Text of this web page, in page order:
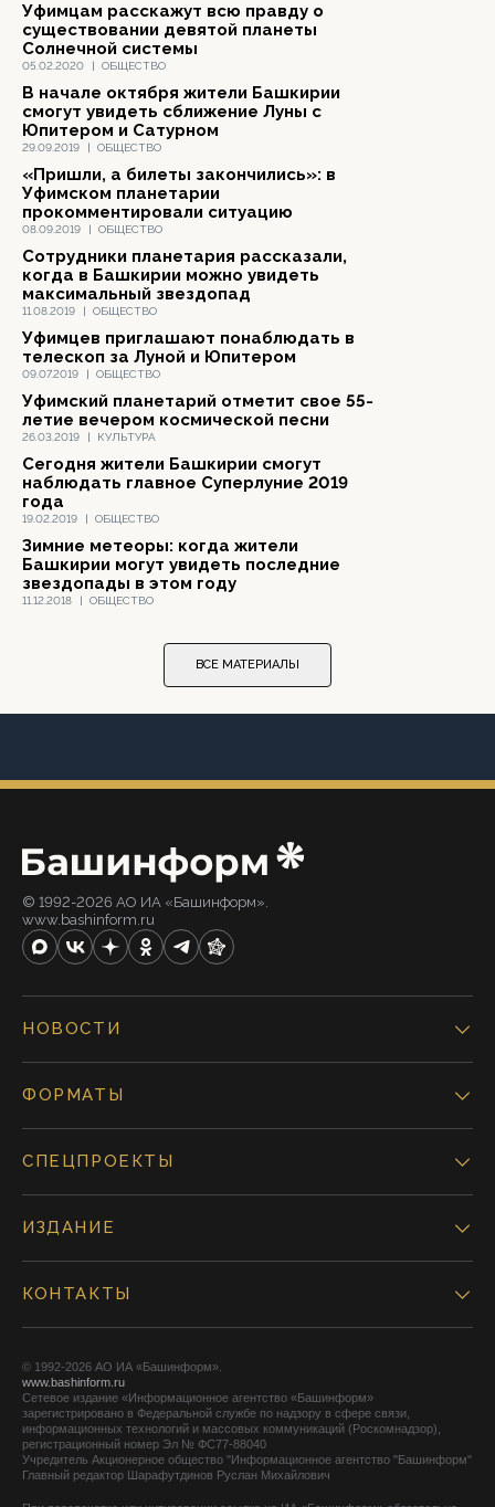
05.02.2020 | ОБЩЕСТВО
Уфимцам расскажут всю правду о
существовании девятой планеты
Солнечной системы
29.09.2019 | ОБЩЕСТВО
В начале октября жители Башкирии
смогут увидеть сближение Луны с
Юпитером и Сатурном
08.09.2019 | ОБЩЕСТВО
«Пришли, а билеты закончились»: в
Уфимском планетарии
прокомментировали ситуацию
11.08.2019 | ОБЩЕСТВО
Сотрудники планетария рассказали,
когда в Башкирии можно увидеть
максимальный звездопад
09.07.2019 | ОБЩЕСТВО
Уфимцев приглашают понаблюдать в
телескоп за Луной и Юпитером
26.03.2019 | КУЛЬТУРА
Уфимский планетарий отметит свое 55-
летие вечером космической песни
19.02.2019 | ОБЩЕСТВО
Сегодня жители Башкирии смогут
наблюдать главное Суперлуние 2019
года
11.12.2018 | ОБЩЕСТВО
Зимние метеоры: когда жители
Башкирии могут увидеть последние
звездопады в этом году
ВСЕ МАТЕРИАЛЫ
© 1992-2026 АО ИА «Башинформ».
www.bashinform.ru
НОВОСТИ
ФОРМАТЫ
СПЕЦПРОЕКТЫ
ИЗДАНИЕ
КОНТАКТЫ
© 1992-2026 АО ИА «Башинформ».
www.bashinform.ru
Сетевое издание «Информационное агентство «Башинформ»
зарегистрировано в Федеральной службе по надзору в сфере связи,
информационных технологий и массовых коммуникаций (Роскомнадзор),
регистрационный номер Эл № ФС77-88040
Учредитель Акционерное общество "Информационное агентство "Башинформ"
Главный редактор Шарафутдинов Руслан Михайлович